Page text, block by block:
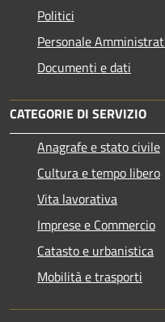
Politici
Personale
Documenti e dati
CATEGORIE DI SERVIZIO
Anagrafe e stato civile
Cultura e tempo libero
Vita lavorativa
Imprese e Commercio
Catasto e urbanistica
Mobilità e trasporti